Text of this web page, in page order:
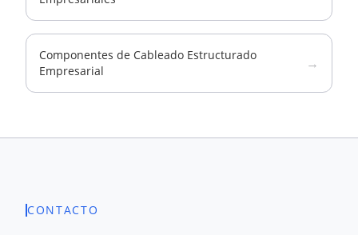
Componentes de Cableado Estructurado
Empresarial
→
CONTACTO